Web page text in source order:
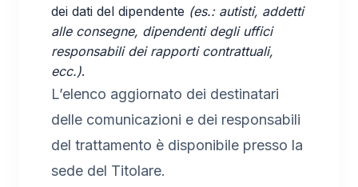
dei dati del dipendente (es.: autisti, addetti
alle consegne, dipendenti degli uffici
responsabili dei rapporti contrattuali,
ecc.).
L’elenco aggiornato dei destinatari
delle comunicazioni e dei responsabili
del trattamento è disponibile presso la
sede del Titolare.